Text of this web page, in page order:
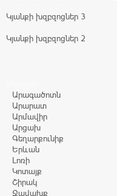
Կյանքի խզբզոցներ 3
Կյանքի խզբզոցներ 2
Արագածոտն
Արարատ
Արմավիր
Արցախ
Գեղարքունիք
Երևան
Լոռի
Կոտայք
Շիրակ
Ջավախք